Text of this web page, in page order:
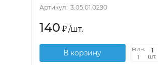
Артикул: 3.05.01.0290
140 ₽/шт.
В корзину
мин.
1
шт.